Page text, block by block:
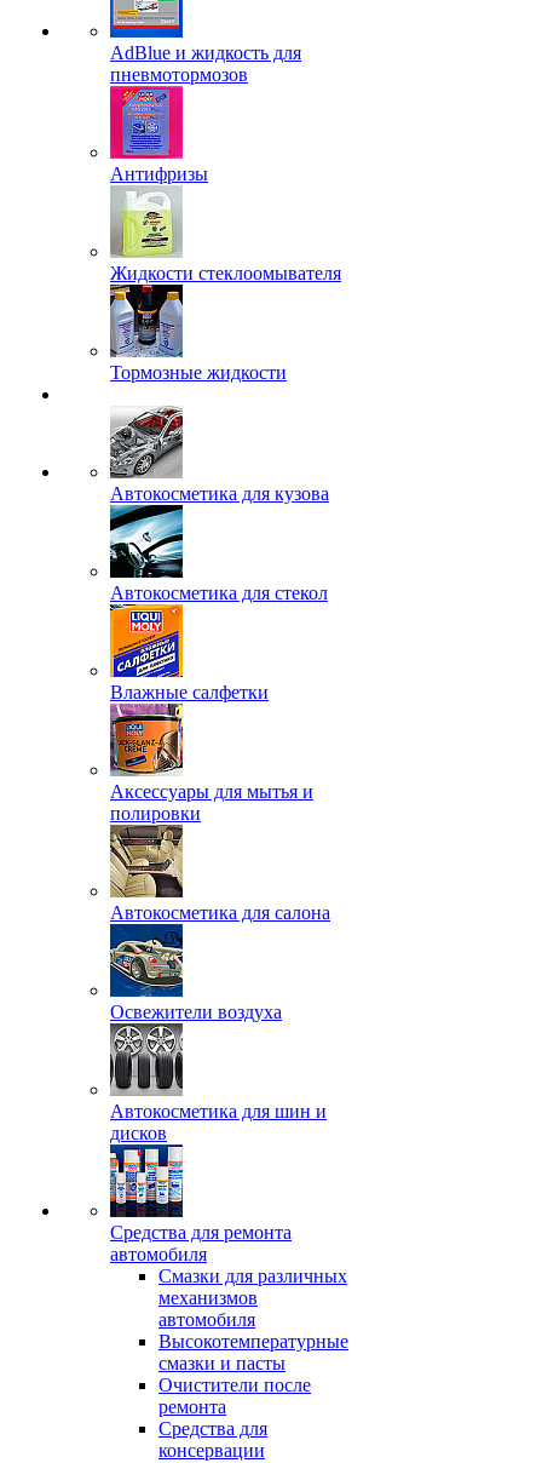
AdBlue и жидкость для
пневмотормозов
Антифризы
Жидкости стеклоомывателя
Тормозные жидкости
Автокосметика для кузова
Автокосметика для стекол
Влажные салфетки
Аксессуары для мытья и
полировки
Автокосметика для салона
Освежители воздуха
Автокосметика для шин и
дисков
Средства для ремонта
автомобиля
Смазки для различных
механизмов
автомобиля
Высокотемпературные
смазки и пасты
Очистители после
ремонта
Средства для
консервации